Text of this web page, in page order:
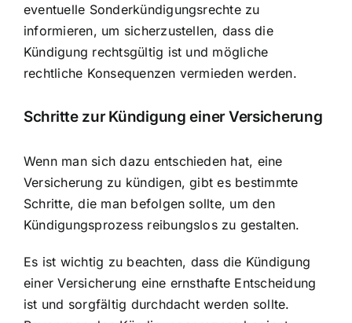
eventuelle Sonderkündigungsrechte zu
informieren, um sicherzustellen, dass die
Kündigung rechtsgültig ist und mögliche
rechtliche Konsequenzen vermieden werden.
Schritte zur Kündigung einer Versicherung
Wenn man sich dazu entschieden hat, eine
Versicherung zu kündigen, gibt es bestimmte
Schritte, die man befolgen sollte, um den
Kündigungsprozess reibungslos zu gestalten.
Es ist wichtig zu beachten, dass die Kündigung
einer Versicherung eine ernsthafte Entscheidung
ist und sorgfältig durchdacht werden sollte.